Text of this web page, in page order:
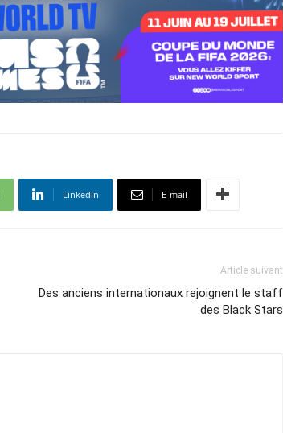
Linkedin E-mail
Article suivant
Des anciens internationaux rejoignent le staff
des Black Stars